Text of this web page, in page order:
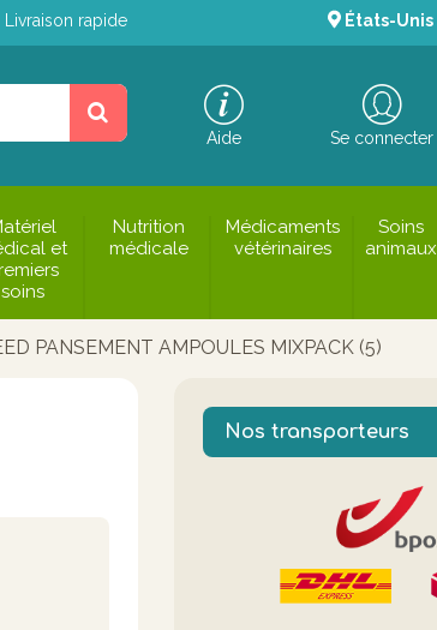
Livraison rapide États-Unis
Aide Se connecter
et
soins
Nutrition
médicale
Médicaments
vétérinaires
Soins
animaux
PANSEMENT AMPOULES MIXPACK (5)
Nos transporteurs